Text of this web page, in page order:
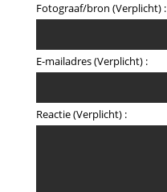
Fotograaf/bron (Verplicht) :
E-mailadres (Verplicht) :
Reactie (Verplicht) :